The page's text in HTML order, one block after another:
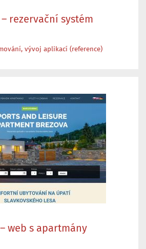
– rezervační systém
vývoj aplikací (reference)
web s apartmány